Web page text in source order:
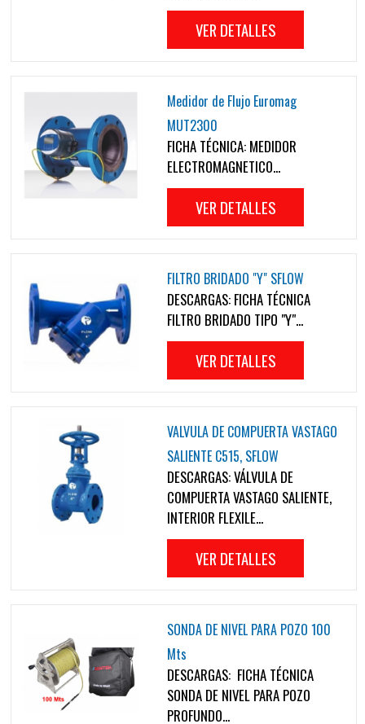
VER DETALLES
Medidor de Flujo Euromag
MUT2300
FICHA TÉCNICA: MEDIDOR
ELECTROMAGNETICO...
VER DETALLES
FILTRO BRIDADO "Y" SFLOW
DESCARGAS: FICHA TÉCNICA
FILTRO BRIDADO TIPO "Y"...
VER DETALLES
VALVULA DE COMPUERTA VASTAGO
SALIENTE C515, SFLOW
DESCARGAS: VÁLVULA DE
COMPUERTA VASTAGO SALIENTE,
INTERIOR FLEXILE...
VER DETALLES
SONDA DE NIVEL PARA POZO 100
Mts
DESCARGAS: FICHA TÉCNICA
SONDA DE NIVEL PARA POZO
PROFUNDO...